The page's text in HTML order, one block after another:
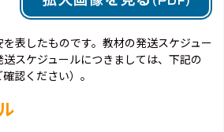
表したものです。教材の発送スケジュー
スケジュールにつきましては、下記の
認ください）。